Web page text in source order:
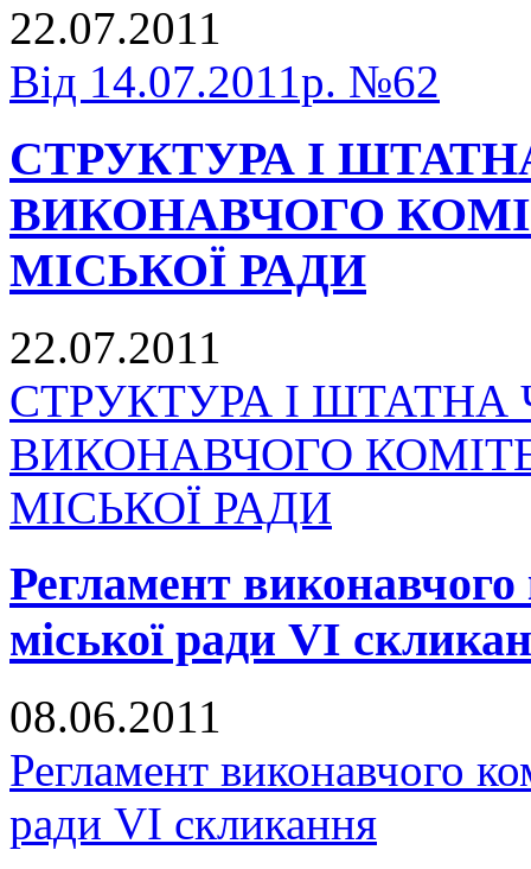
22.07.2011
Від 14.07.2011р. №62
СТРУКТУРА І
ВИКОНАВЧОГО
МІСЬКОЇ РАДИ
22.07.2011
СТРУКТУРА І ШТАТНА
ВИКОНАВЧОГО
МІСЬКОЇ РАДИ
Регламент виконавчого
міської ради VI
08.06.2011
Регламент виконавчого
ради VI скликання